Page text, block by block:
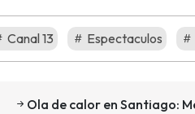
Canal 13 Espectaculos
Ola de calor en Santiago: